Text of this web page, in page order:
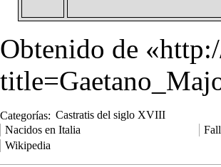
Obtenido de «
Categorías: Castratis del siglo XVIII
Nacidos en Italia
Wikipedia